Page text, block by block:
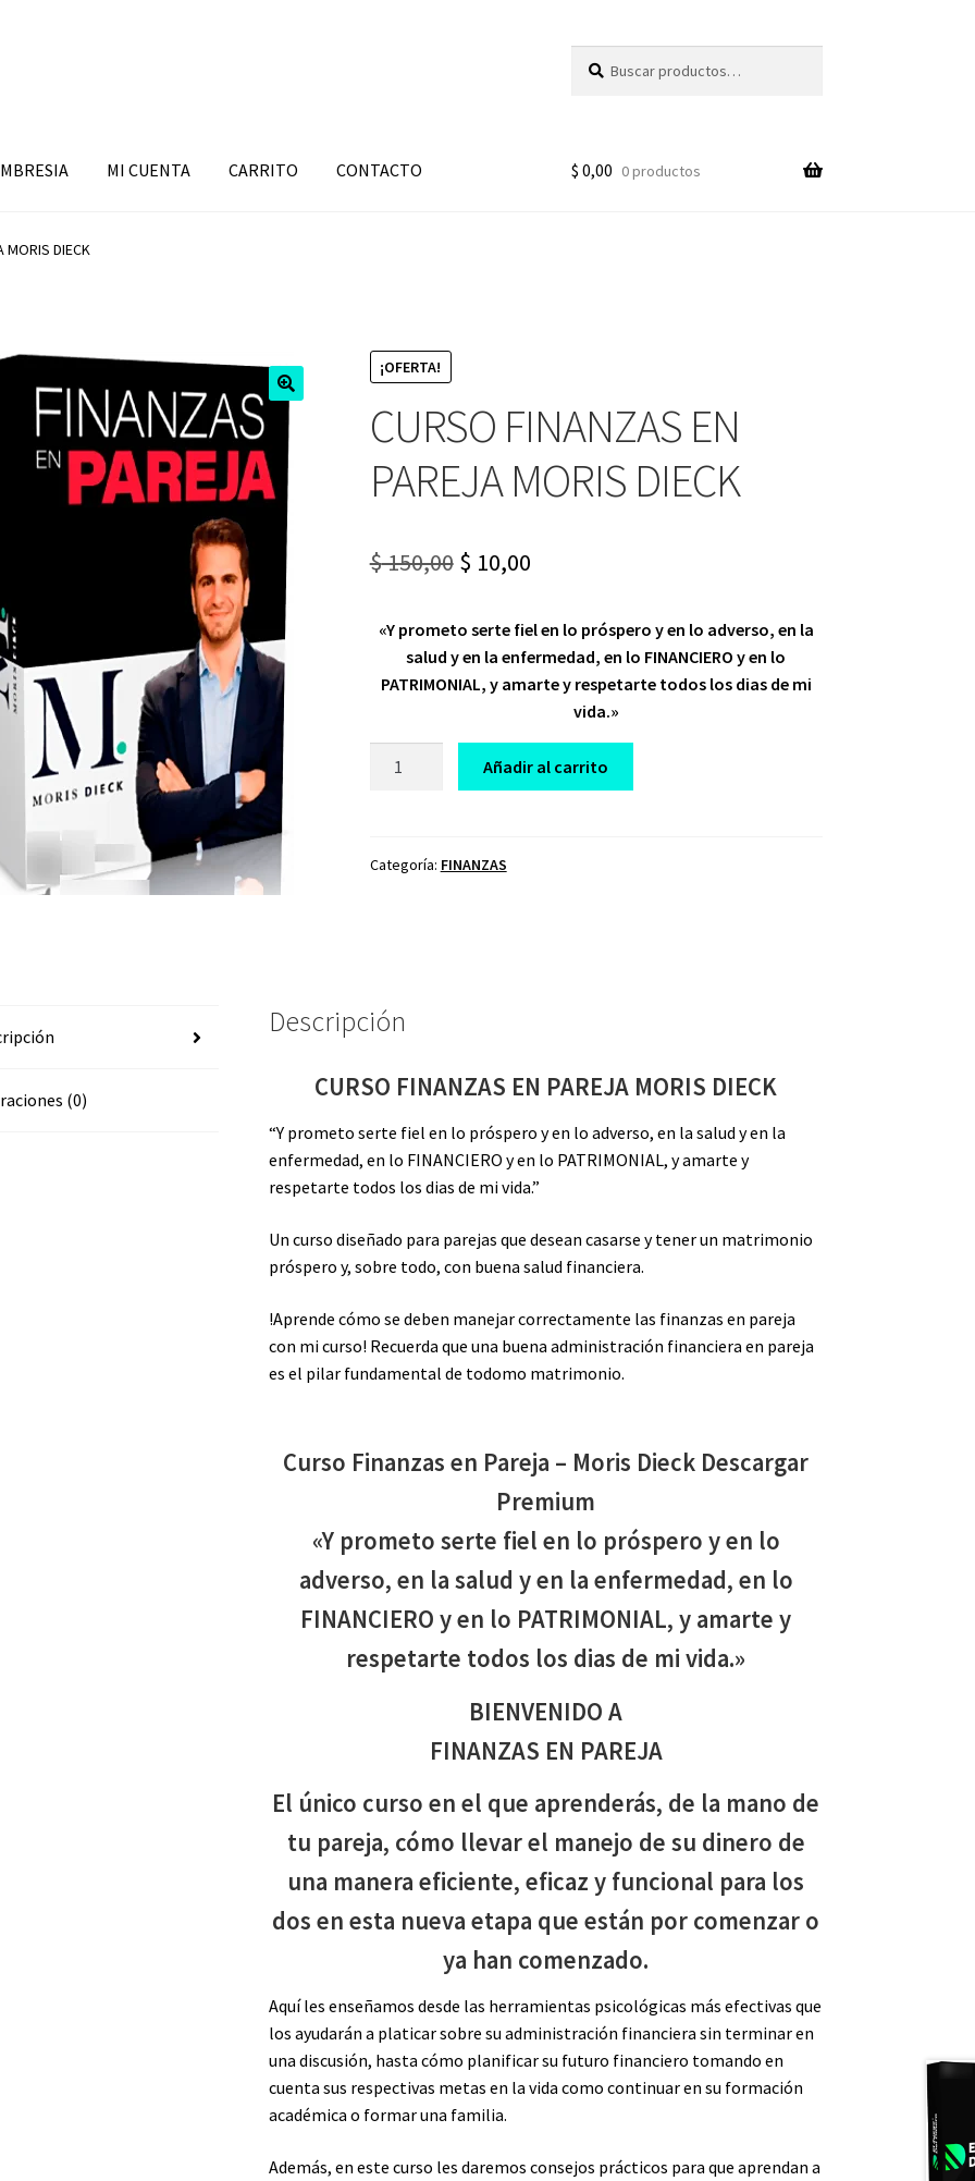
por:
MI CUENTA CARRITO CONTACTO $ 0,00 0 productos
MORIS DIECK
¡OFERTA!
CURSO FINANZAS EN
PAREJA MORIS DIECK
$150,00 Original
was:
$ 150,00.
$ 10,00Current
is:
$ 10,00.
«Y prometo serte fiel en lo próspero y en lo adverso, en la
salud y en la enfermedad, en lo FINANCIERO y en lo
PATRIMONIAL, y amarte y respetarte todos los dias de mi
vida.»
MORIS
Añadir al carrito
Categoría: FINANZAS
(0)
Descripción
CURSO FINANZAS EN PAREJA MORIS DIECK
“Y prometo serte fiel en lo próspero y en lo adverso, en la salud y en la
enfermedad, en lo FINANCIERO y en lo PATRIMONIAL, y amarte y
respetarte todos los dias de mi vida.”
Un curso diseñado para parejas que desean casarse y tener un matrimonio
próspero y, sobre todo, con buena salud financiera.
!Aprende cómo se deben manejar correctamente las finanzas en pareja
con mi curso! Recuerda que una buena administración financiera en pareja
es el pilar fundamental de todomo matrimonio.
Curso Finanzas en Pareja – Moris Dieck Descargar
Premium
«Y prometo serte fiel en lo próspero y en lo
adverso, en la salud y en la enfermedad, en lo
FINANCIERO y en lo PATRIMONIAL, y amarte y
respetarte todos los dias de mi vida.»
BIENVENIDO A
FINANZAS EN PAREJA
El único curso en el que aprenderás, de la mano de
tu pareja, cómo llevar el manejo de su dinero de
una manera eficiente, eficaz y funcional para los
dos en esta nueva etapa que están por comenzar o
ya han comenzado.
Aquí les enseñamos desde las herramientas psicológicas más efectivas que
los ayudarán a platicar sobre su administración financiera sin terminar en
una discusión, hasta cómo planificar su futuro financiero tomando en
cuenta sus respectivas metas en la vida como continuar en su formación
académica o formar una familia.
Además, en este curso les daremos consejos prácticos para que aprendan a